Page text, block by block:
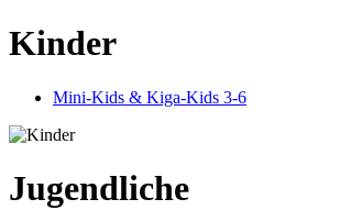
Kinder
Mini-Kids & Kiga-Kids 3-6
Jugendliche